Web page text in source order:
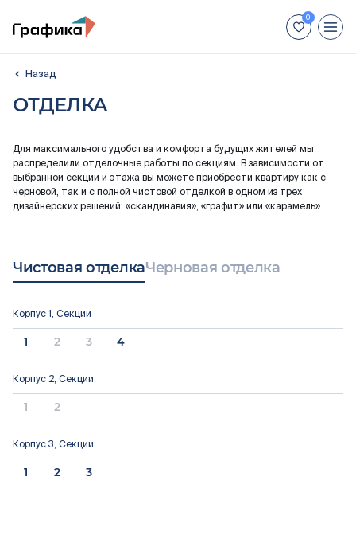
Для иногородних покупателей:
Недвижимость
Способы покупки
Ход строительства
Документация
ОТДЕЛКА
Для максимального удобства и комфорта будущих жителей мы
распределили отделочные работы по секциям. В зависимости от
выбранной секции и этажа вы можете приобрести квартиру как с
черновой, так и с полной чистовой отделкой в одном из трех
дизайнерских решений: «скандинавия», «графит» или «карамель»
Чистовая отделкаЧерновая отделка
Корпус 1, Секции
1 2 3 4
Корпус 2, Секции
1 2
Корпус 3, Секции
1 2 3